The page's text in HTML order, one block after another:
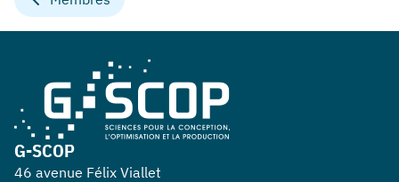
G-SCOP
46 avenue Félix Viallet